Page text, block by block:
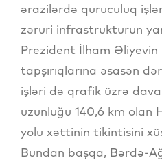
ərazilərdə quruculuq
zəruri infrastrukturun
Prezident İlham Əliyevin
tapşırıqlarına əsasən
işləri də qrafik üzrə
uzunluğu 140,6 km olan
yolu xəttinin tikintisini
Bundan başqa, Bərdə-